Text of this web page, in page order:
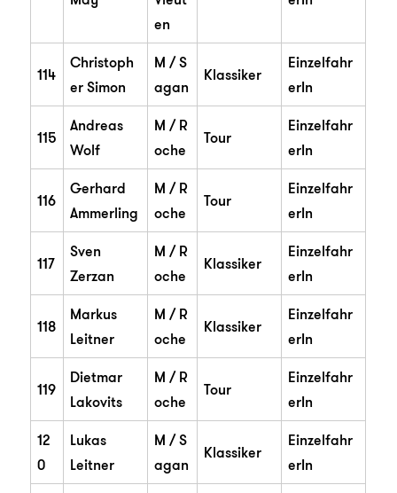
en
114
Christoph
er Simon
M / S
agan
Klassiker
Einzelfahr
erIn
115
Andreas
Wolf
M / R
oche
Tour
Einzelfahr
erIn
116
Gerhard
Ammerling
M / R
oche
Tour
Einzelfahr
erIn
117
Sven
Zerzan
M / R
oche
Klassiker
Einzelfahr
erIn
118
Markus
Leitner
M / R
oche
Klassiker
Einzelfahr
erIn
119
Dietmar
Lakovits
M / R
oche
Tour
Einzelfahr
erIn
12
0
Lukas
Leitner
M / S
agan
Klassiker
Einzelfahr
erIn